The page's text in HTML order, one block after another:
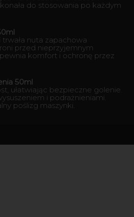
do stosowania po każdym
nuta zapachowa
przed nieprzyjemnym
komfort i ochronę przez
50ml
ułatwiając bezpieczne golenie.
i podrażnieniami.
poślizg maszynki.